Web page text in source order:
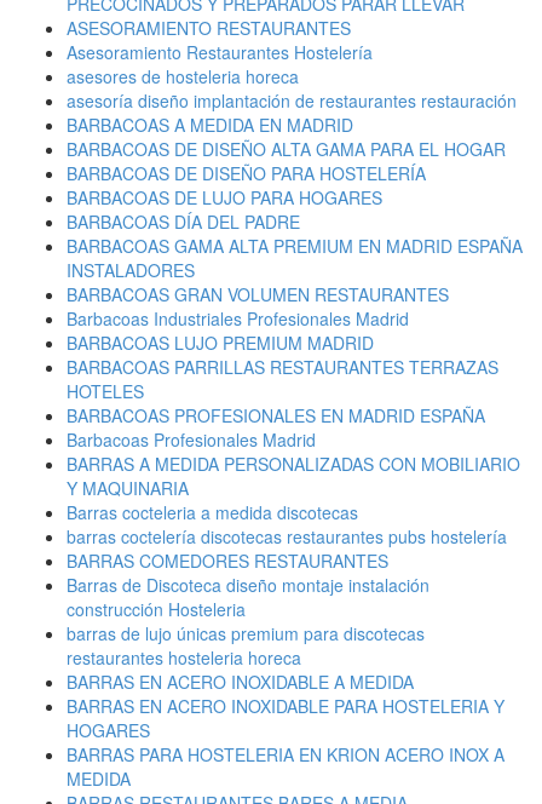
ASESORAMIENTO RESTAURANTES
Asesoramiento Restaurantes Hostelería
asesores de hosteleria horeca
asesoría diseño implantación de restaurantes restauración
BARBACOAS A MEDIDA EN MADRID
BARBACOAS DE DISEÑO ALTA GAMA PARA EL HOGAR
BARBACOAS DE DISEÑO PARA HOSTELERÍA
BARBACOAS DE LUJO PARA HOGARES
BARBACOAS DÍA DEL PADRE
BARBACOAS GAMA ALTA PREMIUM EN MADRID ESPAÑA
INSTALADORES
BARBACOAS GRAN VOLUMEN RESTAURANTES
Barbacoas Industriales Profesionales Madrid
BARBACOAS LUJO PREMIUM MADRID
BARBACOAS PARRILLAS RESTAURANTES TERRAZAS
HOTELES
BARBACOAS PROFESIONALES EN MADRID ESPAÑA
Barbacoas Profesionales Madrid
BARRAS A MEDIDA PERSONALIZADAS CON MOBILIARIO
Y MAQUINARIA
Barras cocteleria a medida discotecas
barras coctelería discotecas restaurantes pubs hostelería
BARRAS COMEDORES RESTAURANTES
Barras de Discoteca diseño montaje instalación
construcción Hosteleria
barras de lujo únicas premium para discotecas
restaurantes hosteleria horeca
BARRAS EN ACERO INOXIDABLE A MEDIDA
BARRAS EN ACERO INOXIDABLE PARA HOSTELERIA Y
HOGARES
BARRAS PARA HOSTELERIA EN KRION ACERO INOX A
MEDIDA